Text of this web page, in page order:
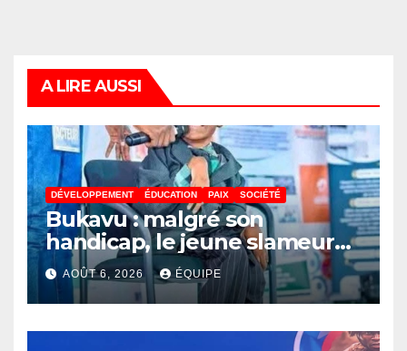
A LIRE AUSSI
DÉVELOPPEMENT ÉDUCATION PAIX SOCIÉTÉ
Bukavu : malgré son
handicap, le jeune slameur
Akonkwa Kenyata Bernard
lance un appel à la solidarité
pour poursuivre ses études
AOÛT 6, 2026 ÉQUIPE